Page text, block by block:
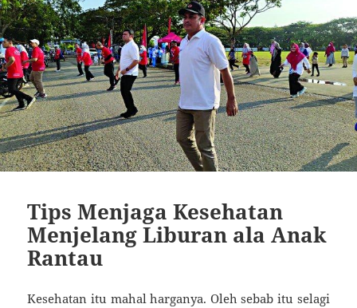
Tips Menjaga Kesehatan
Menjelang Liburan ala Anak
Rantau
Kesehatan itu mahal harganya. Oleh sebab itu selagi